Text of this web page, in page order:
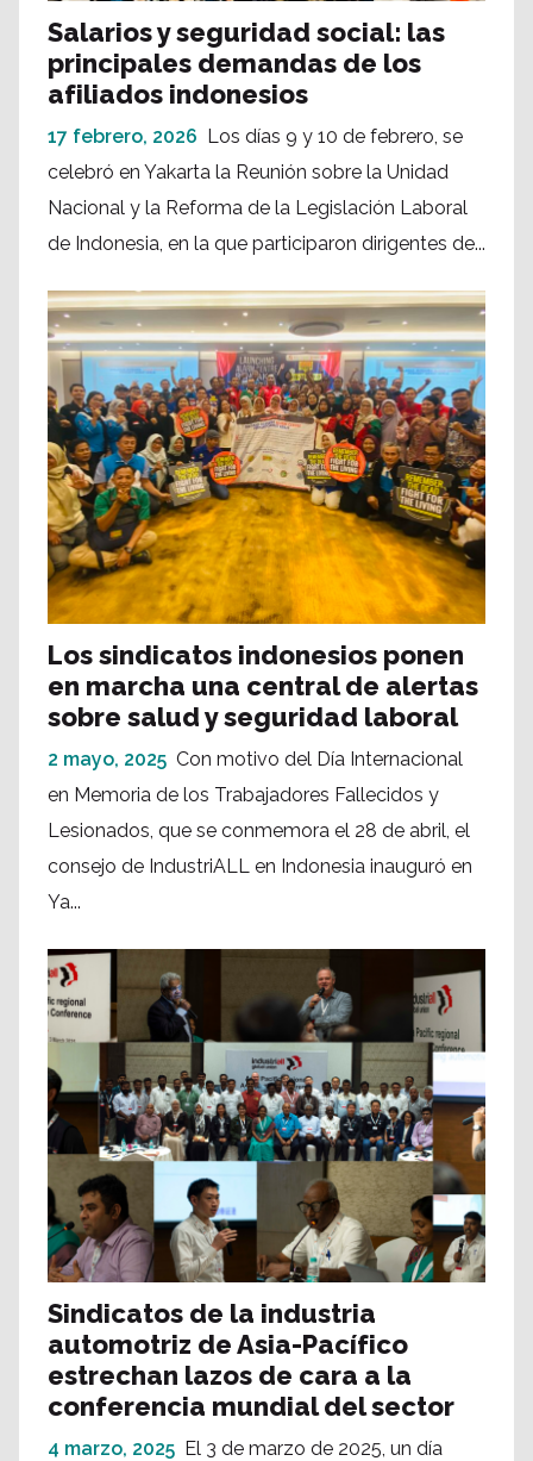
Salarios y seguridad social: las
principales demandas de los
afiliados indonesios
17 febrero, 2026 Los días 9 y 10 de febrero, se
celebró en Yakarta la Reunión sobre la Unidad
Nacional y la Reforma de la Legislación Laboral
de Indonesia, en la que participaron dirigentes de...
Los sindicatos indonesios ponen
en marcha una central de alertas
sobre salud y seguridad laboral
2 mayo, 2025 Con motivo del Día Internacional
en Memoria de los Trabajadores Fallecidos y
Lesionados, que se conmemora el 28 de abril, el
consejo de IndustriALL en Indonesia inauguró en
Ya...
Sindicatos de la industria
automotriz de Asia-Pacífico
estrechan lazos de cara a la
conferencia mundial del sector
4 marzo, 2025 El 3 de marzo de 2025, un día